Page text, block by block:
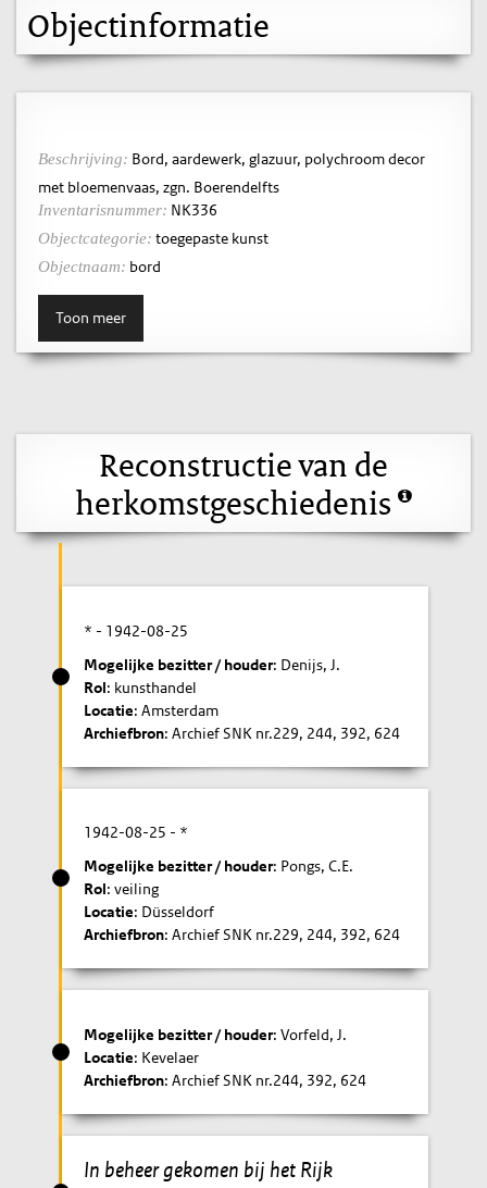
Objectinformatie
Beschrijving: Bord, aardewerk, glazuur, polychroom decor
met bloemenvaas, zgn. Boerendelfts
Inventarisnummer: NK336
Objectcategorie: toegepaste kunst
Objectnaam: bord
Toon meer
Reconstructie van de
herkomstgeschiedenis
* - 1942-08-25
Mogelijke bezitter / houder: Denijs, J.
Rol: kunsthandel
Locatie: Amsterdam
Archiefbron: Archief SNK nr.229, 244, 392, 624
1942-08-25 - *
Mogelijke bezitter / houder: Pongs, C.E.
Rol: veiling
Locatie: Düsseldorf
Archiefbron: Archief SNK nr.229, 244, 392, 624
Mogelijke bezitter / houder: Vorfeld, J.
Locatie: Kevelaer
Archiefbron: Archief SNK nr.244, 392, 624
In beheer gekomen bij het Rijk